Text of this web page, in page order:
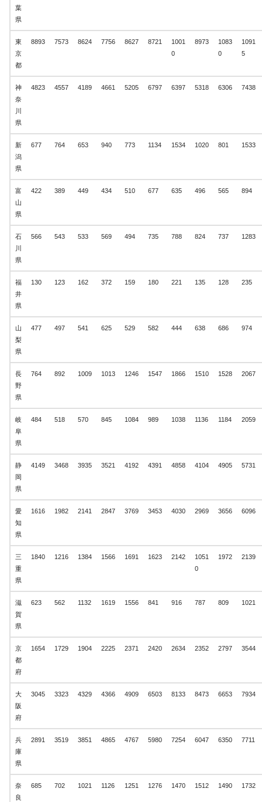
葉
県
東
京
都
8893 7573 8624 7756 8627 8721
1001
0
8973
1083
0
1091
5
神
奈
川
県
4823 4557 4189 4661 5205 6797 6397 5318 6306 7438
新
潟
県
677 764 653 940 773 1134 1534 1020 801 1533
富
山
県
422 389 449 434 510 677 635 496 565 894
石
川
県
566 543 533 569 494 735 788 824 737 1283
福
井
県
130 123 162 372 159 180 221 135 128 235
山
梨
県
477 497 541 625 529 582 444 638 686 974
長
野
県
764 892 1009 1013 1246 1547 1866 1510 1528 2067
岐
阜
県
484 518 570 845 1084 989 1038 1136 1184 2059
静
岡
県
4149 3468 3935 3521 4192 4391 4858 4104 4905 5731
愛
知
県
1616 1982 2141 2847 3769 3453 4030 2969 3656 6096
三
重
県
1840 1216 1384 1566 1691 1623 2142
1051
0
1972 2139
滋
賀
県
623 562 1132 1619 1556 841 916 787 809 1021
京
都
府
1654 1729 1904 2225 2371 2420 2634 2352 2797 3544
大
阪
府
3045 3323 4329 4366 4909 6503 8133 8473 6653 7934
兵
庫
県
2891 3519 3851 4865 4767 5980 7254 6047 6350 7711
奈
良
685 702 1021 1126 1251 1276 1470 1512 1490 1732